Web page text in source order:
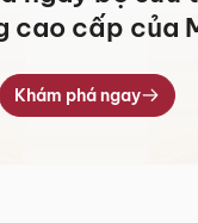
cao cấp của
Khám phá ngay